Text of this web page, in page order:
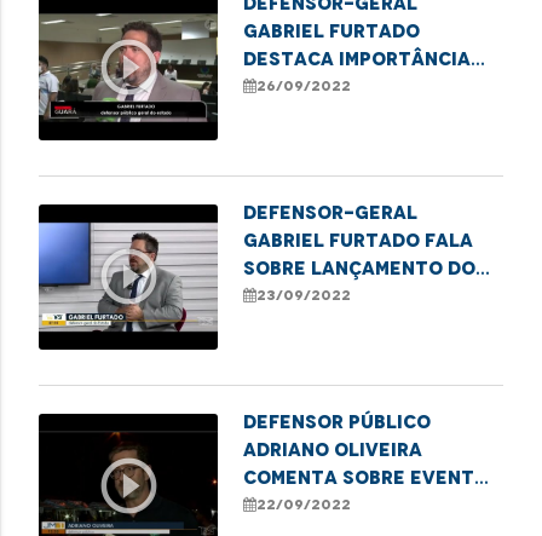
play_circle_outline
Gabriel Furtado
destaca importância
do registro de
26/09/2022
play_circle_outline
Defensor-geral
Gabriel Furtado fala
sobre lançamento do
Plano para
23/09/2022
play_circle_outline
Defensor Público
Adriano Oliveira
comenta sobre evento
para os
22/09/2022